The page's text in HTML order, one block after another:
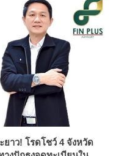
าว! โรดโชว์ 4 จังหวัด